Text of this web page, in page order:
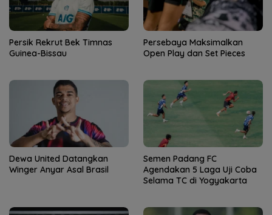
Persik Rekrut Bek Timnas
Guinea-Bissau
Persebaya Maksimalkan
Open Play dan Set Pieces
Dewa United Datangkan
Winger Anyar Asal Brasil
Semen Padang FC
Agendakan 5 Laga Uji Coba
Selama TC di Yogyakarta